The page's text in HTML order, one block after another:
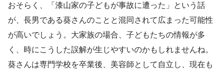
おそらく、「漆山家の子どもが事故に遭った」という話
が、長男である葵さんのことと混同されて広まった可能性
が高いでしょう。大家族の場合、子どもたちの情報が多
く、時にこうした誤解が生じやすいのかもしれませんね。
葵さんは専門学校を卒業後、美容師として自立し、現在も